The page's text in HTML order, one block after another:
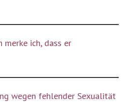
merke ich, dass er
wegen fehlender Sexualität